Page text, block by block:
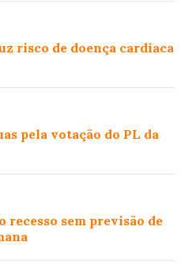
risco de doença cardíaca
pela votação do PL da
recesso sem previsão de